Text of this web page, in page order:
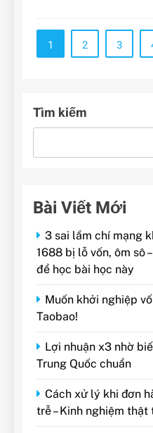
1 2 3
Tìm kiếm
Bài Viết Mới
3 sai lầm chí mạng
1688 bị lỗ vốn, ôm sô
để học bài học này
Muốn khởi nghiệp
Taobao!
Lợi nhuận x3 nhờ
Trung Quốc chuẩn
Cách xử lý khi đơn
trễ – Kinh nghiệm